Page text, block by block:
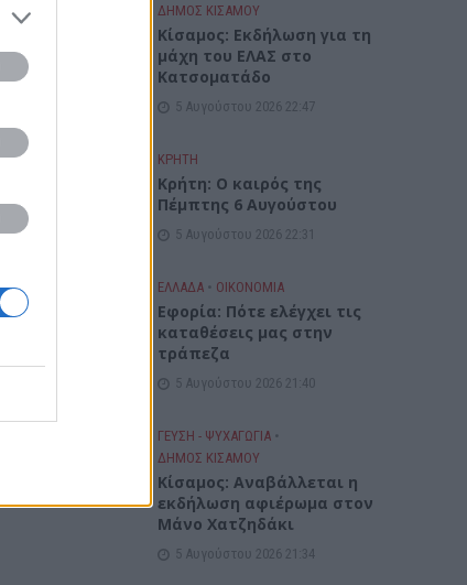
ΔΉΜΟΣ ΚΙΣΆΜΟΥ
Κίσαμος: Εκδήλωση για τη
μάχη του ΕΛΑΣ στο
Κατσοματάδο
5 Αυγούστου 2026 22:47
ΚΡΗΤΗ
Κρήτη: Ο καιρός της
Πέμπτης 6 Αυγούστου
5 Αυγούστου 2026 22:31
ΕΛΛΑΔΑ • ΟΙΚΟΝΟΜΙΑ
Εφορία: Πότε ελέγχει τις
καταθέσεις μας στην
τράπεζα
5 Αυγούστου 2026 21:40
ΓΕΎΣΗ - ΨΥΧΑΓΩΓΊΑ •
ΔΉΜΟΣ ΚΙΣΆΜΟΥ
Κίσαμος: Αναβάλλεται η
εκδήλωση αφιέρωμα στον
Μάνο Χατζηδάκι
5 Αυγούστου 2026 21:34